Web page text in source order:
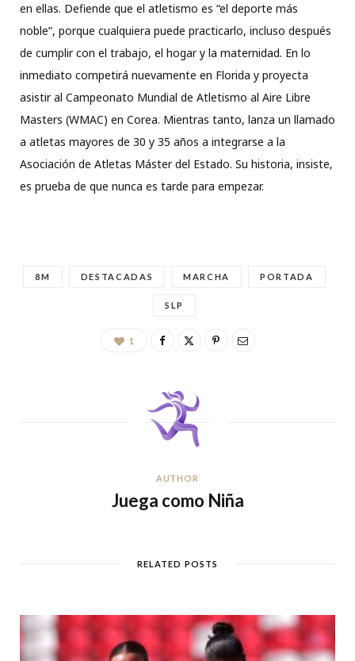
en ellas. Defiende que el atletismo es “el deporte más
noble”, porque cualquiera puede practicarlo, incluso después
de cumplir con el trabajo, el hogar y la maternidad. En lo
inmediato competirá nuevamente en Florida y proyecta
asistir al Campeonato Mundial de Atletismo al Aire Libre
Masters (WMAC) en Corea. Mientras tanto, lanza un llamado
a atletas mayores de 30 y 35 años a integrarse a la
Asociación de Atletas Máster del Estado. Su historia, insiste,
es prueba de que nunca es tarde para empezar.
8M DESTACADAS MARCHA PORTADA
SLP
1
AUTHOR
Juega como Niña
RELATED POSTS